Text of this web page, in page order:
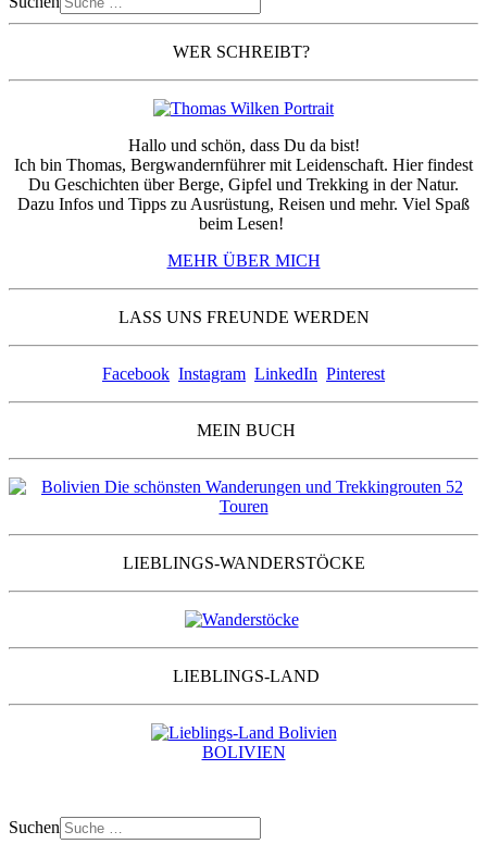
WER SCHREIBT?
Hallo und schön, dass Du da bist!
Ich bin Thomas, Bergwandernführer mit Leidenschaft. Hier findest
Du Geschichten über Berge, Gipfel und Trekking in der Natur.
Dazu Infos und Tipps zu Ausrüstung, Reisen und mehr. Viel Spaß
beim Lesen!
MEHR ÜBER MICH
LASS UNS FREUNDE WERDEN
Facebook Instagram LinkedIn Pinterest
MEIN BUCH
LIEBLINGS-WANDERSTÖCKE
LIEBLINGS-LAND
BOLIVIEN
Suchen